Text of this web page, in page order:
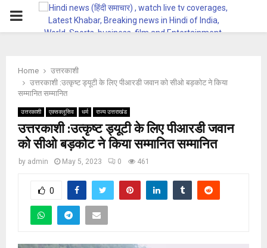
PRIMARY
Home
उत्तरकाशी
उत्तरकाशी :उत्कृष्ट ड्यूटी के लिए पीआरडी जवान को सीओ बड़कोट ने किया
सम्मानित सम्मानित
उत्तरकाशी एक्सक्लूसिव धर्म राज्य उत्तराखंड
उत्तरकाशी :उत्कृष्ट ड्यूटी के लिए पीआरडी जवान
को सीओ बड़कोट ने किया सम्मानित सम्मानित
by admin May 5, 2023 0 461
0